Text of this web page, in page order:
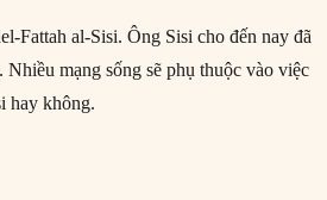
Fattah al-Sisi. Ông Sisi cho đến nay đã
mạng sống sẽ phụ thuộc vào việc
hay không.